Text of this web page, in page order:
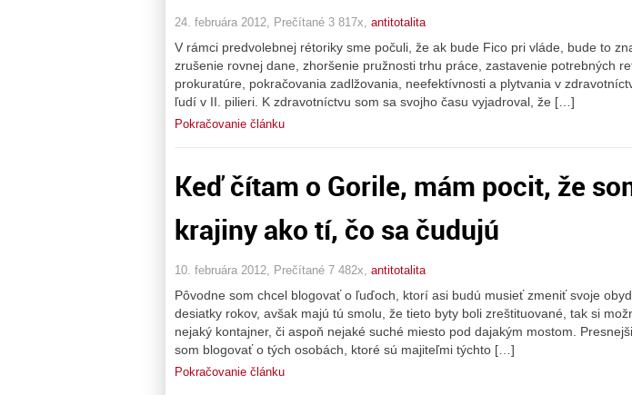
24. februára 2012, Prečítané 3 817x, antitotalita
V rámci predvolebnej rétoriky sme počuli, že ak bude Fico pri vláde, bude to
zrušenie rovnej dane, zhoršenie pružnosti trhu práce, zastavenie potrebných
prokuratúre, pokračovania zadlžovania, neefektívnosti a plytvania v
ľudí v II. pilieri. K zdravotníctvu som sa svojho času vyjadroval, že […]
Pokračovanie článku
Keď čítam o Gorile, mám pocit, že
krajiny ako tí, čo sa čudujú
10. februára 2012, Prečítané 7 482x, antitotalita
Pôvodne som chcel blogovať o ľuďoch, ktorí asi budú musieť zmeniť svoje
desiatky rokov, avšak majú tú smolu, že tieto byty boli zreštituované, tak si
nejaký kontajner, či aspoň nejaké suché miesto pod dajakým mostom.
som blogovať o tých osobách, ktoré sú majiteľmi týchto […]
Pokračovanie článku